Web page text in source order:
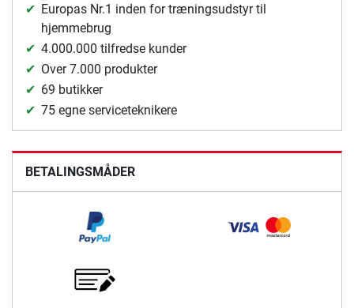
Europas Nr.1 inden for træningsudstyr til
hjemmebrug
4.000.000 tilfredse kunder
Over 7.000 produkter
69 butikker
75 egne serviceteknikere
BETALINGSMÅDER